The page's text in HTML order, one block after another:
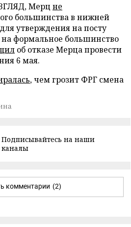
Мерц не
большинства в нижней
утверждения на посту
формальное большинство
об отказе Мерца провести
6 мая.
, чем грозит ФРГ смена
Подписывайтесь на наши
каналы
комментарии (2)